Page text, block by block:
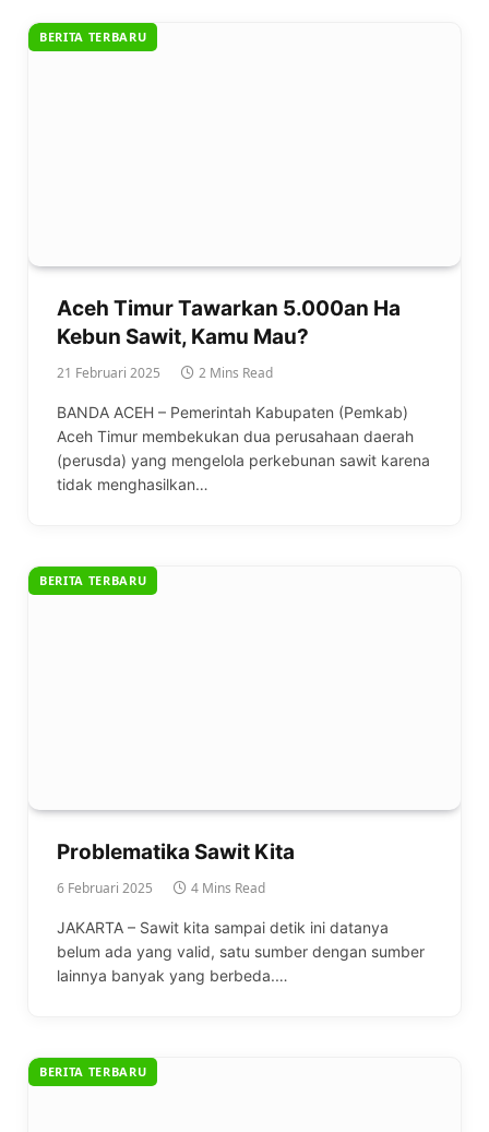
BERITA TERBARU
Aceh Timur Tawarkan 5.000an Ha
Kebun Sawit, Kamu Mau?
21 Februari 2025 2 Mins Read
BANDA ACEH – Pemerintah Kabupaten (Pemkab)
Aceh Timur membekukan dua perusahaan daerah
(perusda) yang mengelola perkebunan sawit karena
tidak menghasilkan…
BERITA TERBARU
Problematika Sawit Kita
6 Februari 2025 4 Mins Read
JAKARTA – Sawit kita sampai detik ini datanya
belum ada yang valid, satu sumber dengan sumber
lainnya banyak yang berbeda.…
BERITA TERBARU